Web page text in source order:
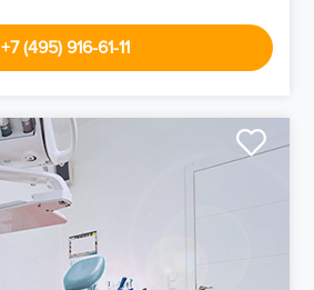
+7 (495) 916-61-11